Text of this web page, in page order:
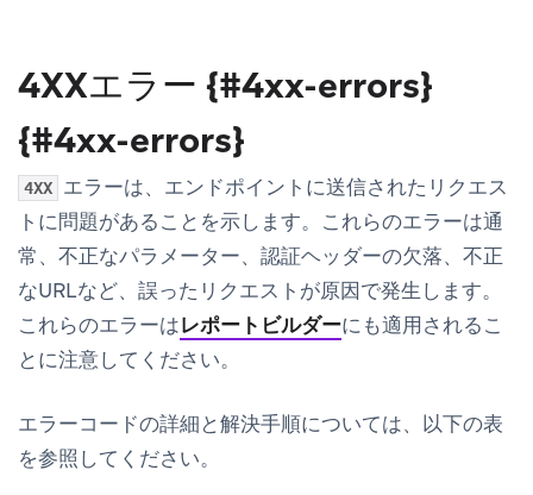
4XXエラー {#4xx-errors}
{#4xx-errors}
4XX
エラーは、エンドポイントに送信されたリクエス
トに問題があることを示します。これらのエラーは通
常、不正なパラメーター、認証ヘッダーの欠落、不正
なURLなど、誤ったリクエストが原因で発生します。
これらのエラーはレポートビルダーにも適用されるこ
とに注意してください。
エラーコードの詳細と解決手順については、以下の表
を参照してください。